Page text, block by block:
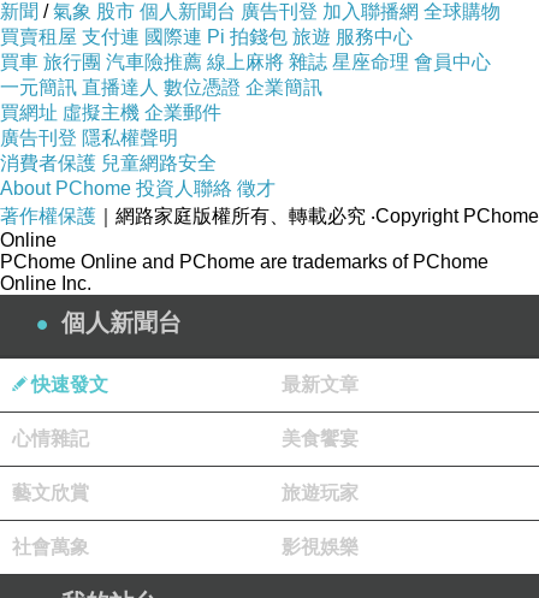
的口碑相比差遠瞭。”這位零售業高管告訴《中國
經營報(博客,微博)》記者。事實上，吐槽味道一
般的並非隻有這位慕名而來的零售業高管。打開
大眾點評網，多數網友認為黃太吉煎餅用餐環境
不錯、服務也好，但口味的確一般。“說實話，真
心很一般，油條不脆，比外面小攤的煎餅還不
如，吹噓得太誇張瞭。”大眾點評一位網友評價
道。產品口味一般，而營銷卻做得出類拔萃，兩
者的反差令業界對黃太吉煎餅產生思考：這種互
回到瞭最根本的問題，商業的本質是滿足消費者
的需求。對一個餐飲企業而言，口味是最重要的
嗎？多位接受本報記者采訪的餐飲界人士表示，
就餐飲而言，味道還是產品品質的第一要素。“中
國是一個味覺國傢，味道是消費者選擇餐廳的第
一指標；日本則是一個營養國傢，日本消費者更
新聞 /氣象 股市 個人新聞台 廣告刊登 加入聯播網 全球購物
買賣租屋 支付連 國際連 Pi 拍錢包 旅遊 服務中心
買車 旅行團 汽車險推薦 線上麻將 雜誌 星座命理 會員中心
一元簡訊 直播達人 數位憑證 企業簡訊
買網址 虛擬主機 企業郵件
廣告刊登 隱私權聲明
消費者保護 兒童網路安全
About PChome 投資人聯絡 徵才
著作權保護 ｜網路家庭版權所有、轉載必究 ‧Copyright PChome
Online
PChome Online and PChome are trademarks of PChome
Online Inc.
個人新聞台
快速發文 最新文章
心情雜記 美食饗宴
藝文欣賞 旅遊玩家
社會萬象 影視娛樂